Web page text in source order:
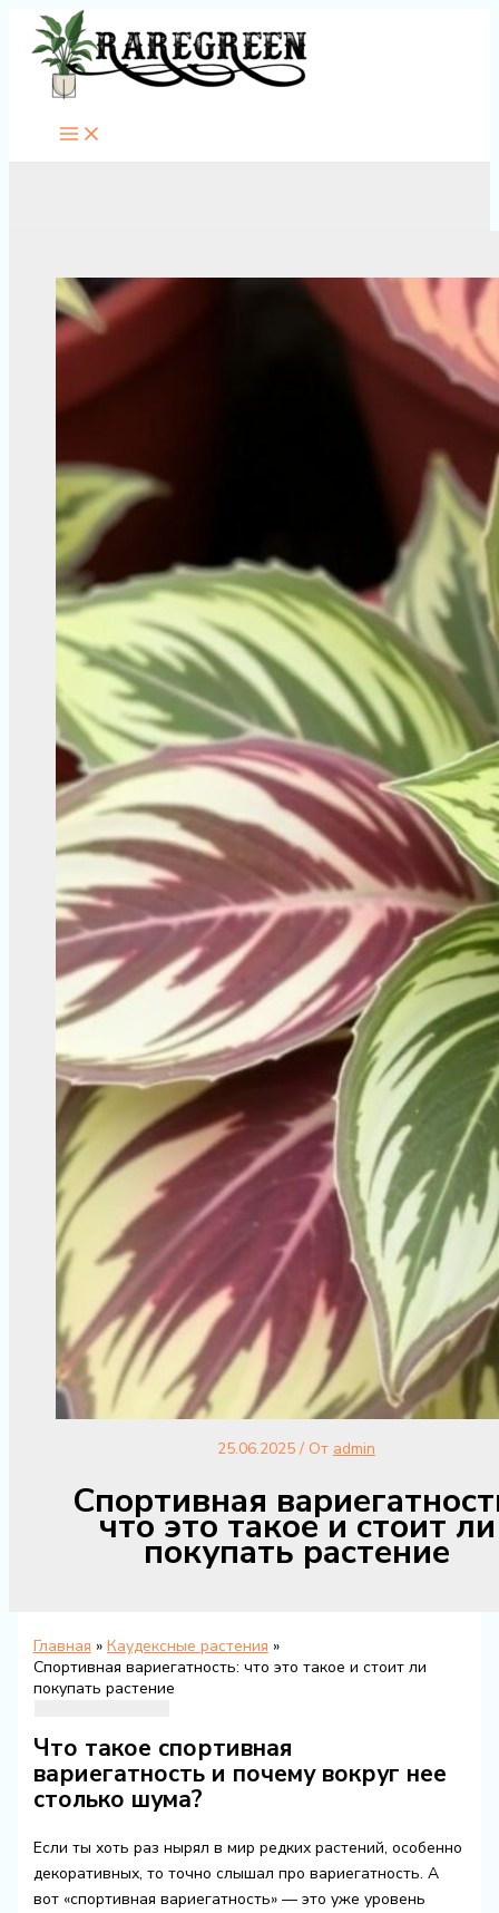
Перейти
содержимому
25.06.2025 / От admin
Спортивная
что это такое и стоит ли
покупать растение
Главная
Каудексные растения
Спортивная вариегатность: что это такое и стоит ли
покупать растение
Что такое спортивная
вариегатность и почему вокруг нее
столько шума?
Если ты хоть раз нырял в мир редких растений, особенно
декоративных, то точно слышал про вариегатность. А
вот «спортивная вариегатность» — это уже уровень